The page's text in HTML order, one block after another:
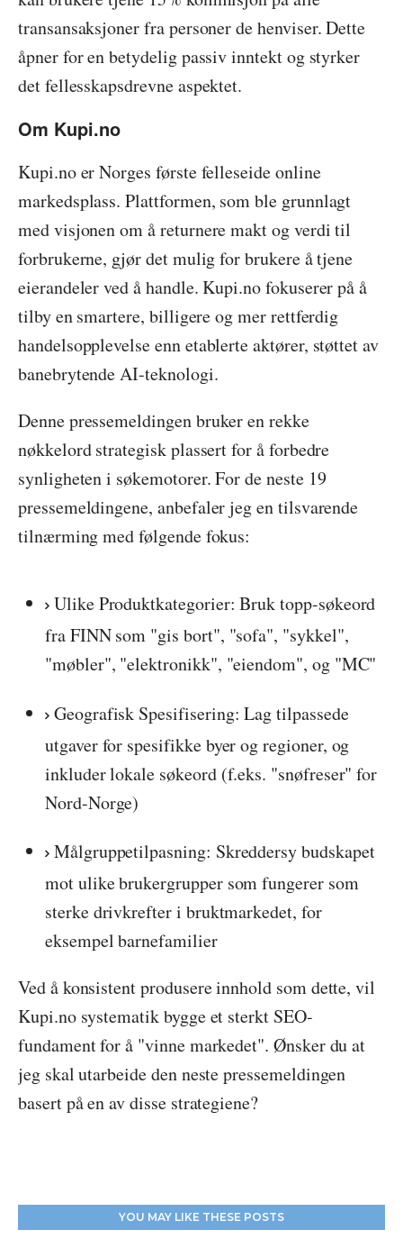
transansaksjoner fra personer de henviser. Dette
åpner for en betydelig passiv inntekt og styrker
det fellesskapsdrevne aspektet.
Om Kupi.no
Kupi.no er Norges første felleseide online
markedsplass. Plattformen, som ble grunnlagt
med visjonen om å returnere makt og verdi til
forbrukerne, gjør det mulig for brukere å tjene
eierandeler ved å handle. Kupi.no fokuserer på å
tilby en smartere, billigere og mer rettferdig
handelsopplevelse enn etablerte aktører, støttet av
banebrytende AI-teknologi.
Denne pressemeldingen bruker en rekke
nøkkelord strategisk plassert for å forbedre
synligheten i søkemotorer. For de neste 19
pressemeldingene, anbefaler jeg en tilsvarende
tilnærming med følgende fokus:
Ulike Produktkategorier: Bruk topp-søkeord
fra FINN som "gis bort", "sofa", "sykkel",
"møbler", "elektronikk", "eiendom", og "MC"
Geografisk Spesifisering: Lag tilpassede
utgaver for spesifikke byer og regioner, og
inkluder lokale søkeord (f.eks. "snøfreser" for
Nord-Norge)
Målgruppetilpasning: Skreddersy budskapet
mot ulike brukergrupper som fungerer som
sterke drivkrefter i bruktmarkedet, for
eksempel barnefamilier
Ved å konsistent produsere innhold som dette, vil
Kupi.no systematik bygge et sterkt SEO-
fundament for å "vinne markedet". Ønsker du at
jeg skal utarbeide den neste pressemeldingen
basert på en av disse strategiene?
YOU MAY LIKE THESE POSTS